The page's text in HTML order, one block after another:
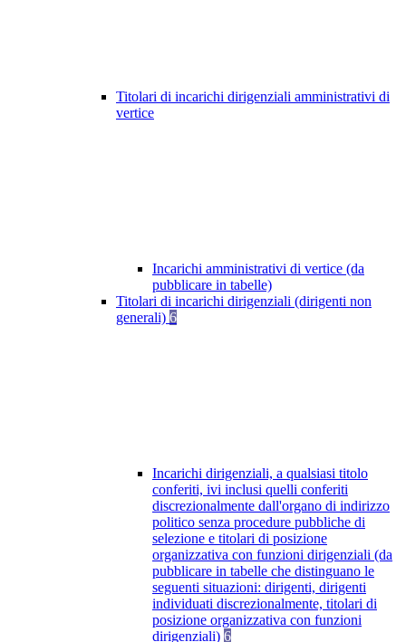
Titolari di incarichi dirigenziali amministrativi di
vertice
Incarichi amministrativi di vertice (da
pubblicare in tabelle)
Titolari di incarichi dirigenziali (dirigenti non
generali) 6
Incarichi dirigenziali, a qualsiasi titolo
conferiti, ivi inclusi quelli conferiti
discrezionalmente dall'organo di indirizzo
politico senza procedure pubbliche di
selezione e titolari di posizione
organizzativa con funzioni dirigenziali (da
pubblicare in tabelle che distinguano le
seguenti situazioni: dirigenti, dirigenti
individuati discrezionalmente, titolari di
posizione organizzativa con funzioni
dirigenziali) 6